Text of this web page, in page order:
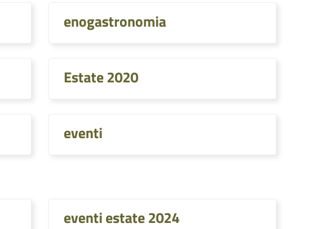
enogastronomia
Estate 2020
eventi
eventi estate 2024